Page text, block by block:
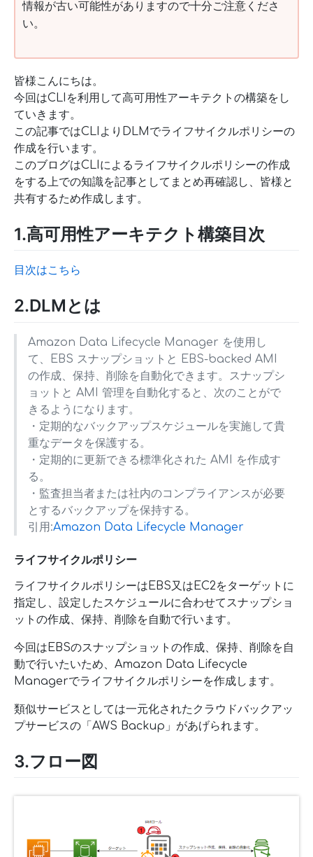
情報が古い可能性がありますので十分ご注意くださ
い。
皆様こんにちは。
今回はCLIを利用して高可用性アーキテクトの構築をし
ていきます。
この記事ではCLIよりDLMでライフサイクルポリシーの
作成を行います。
このブログはCLIによるライフサイクルポリシーの作成
をする上での知識を記事としてまとめ再確認し、皆様と
共有するため作成します。
1.高可用性アーキテクト構築目次
目次はこちら
2.DLMとは
Amazon Data Lifecycle Manager を使用し
て、EBS スナップショットと EBS-backed AMI
の作成、保持、削除を自動化できます。スナップシ
ョットと AMI 管理を自動化すると、次のことがで
きるようになります。
・定期的なバックアップスケジュールを実施して貴
重なデータを保護する。
・定期的に更新できる標準化された AMI を作成す
る。
・監査担当者または社内のコンプライアンスが必要
とするバックアップを保持する。
引用:Amazon Data Lifecycle Manager
ライフサイクルポリシー
ライフサイクルポリシーはEBS又はEC2をターゲットに
指定し、設定したスケジュールに合わせてスナップショ
ットの作成、保持、削除を自動で行います。
今回はEBSのスナップショットの作成、保持、削除を自
動で行いたいため、Amazon Data Lifecycle
Managerでライフサイクルポリシーを作成します。
類似サービスとしては一元化されたクラウドバックアッ
プサービスの「AWS Backup」があげられます。
3.フロー図